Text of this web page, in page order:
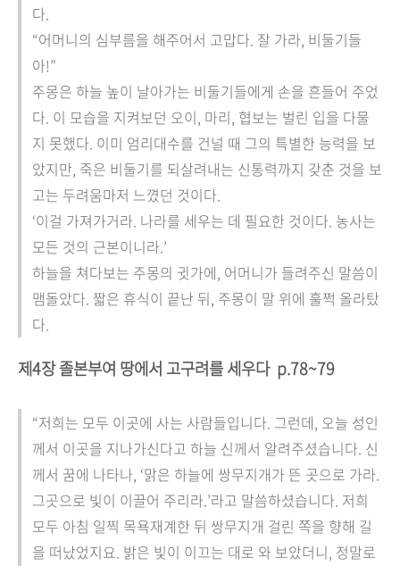
다.
“어머니의 심부름을 해주어서 고맙다. 잘 가라, 비둘기들
아!”
주몽은 하늘 높이 날아가는 비둘기들에게 손을 흔들어 주었
다. 이 모습을 지켜보던 오이, 마리, 협보는 벌린 입을 다물
지 못했다. 이미 엄리대수를 건널 때 그의 특별한 능력을 보
았지만, 죽은 비둘기를 되살려내는 신통력까지 갖춘 것을 보
고는 두려움마저 느꼈던 것이다.
‘이걸 가져가거라. 나라를 세우는 데 필요한 것이다. 농사는
모든 것의 근본이니라.’
하늘을 쳐다보는 주몽의 귓가에, 어머니가 들려주신 말씀이
맴돌았다. 짧은 휴식이 끝난 뒤, 주몽이 말 위에 훌쩍 올라탔
다.
제4장 졸본부여 땅에서 고구려를 세우다 p.78~79
“저희는 모두 이곳에 사는 사람들입니다. 그런데, 오늘 성인
께서 이곳을 지나가신다고 하늘 신께서 알려주셨습니다. 신
께서 꿈에 나타나, ‘맑은 하늘에 쌍무지개가 뜬 곳으로 가라.
그곳으로 빛이 이끌어 주리라.’라고 말씀하셨습니다. 저희
모두 아침 일찍 목욕재계한 뒤 쌍무지개 걸린 쪽을 향해 길
을 떠났었지요. 밝은 빛이 이끄는 대로 와 보았더니, 정말로